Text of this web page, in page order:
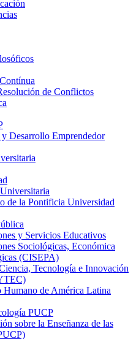
de Conflictos
Desarrollo Emprendedor
de la Pontificia Universidad
y Servicios Educativos
Sociológicas, Económica
(CISEPA)
Tecnología e Innovación
de América Latina
PUCP
sobre la Enseñanza de las